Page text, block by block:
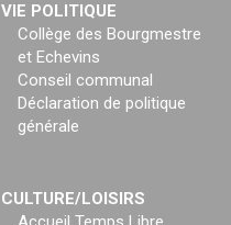
VIE POLITIQUE
Collège des Bourgmestre
et Echevins
Conseil communal
Déclaration de politique
générale
CULTURE/LOISIRS